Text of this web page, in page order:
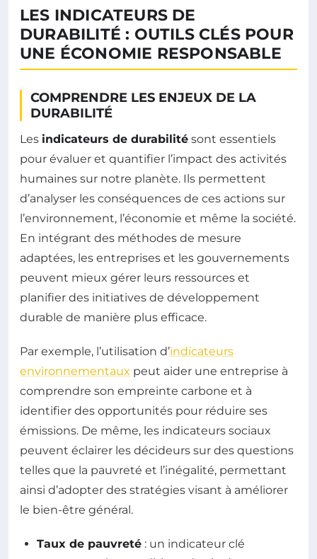
LES INDICATEURS DE
DURABILITÉ : OUTILS CLÉS POUR
UNE ÉCONOMIE RESPONSABLE
COMPRENDRE LES ENJEUX DE LA
DURABILITÉ
Les indicateurs de durabilité sont essentiels
pour évaluer et quantifier l’impact des activités
humaines sur notre planète. Ils permettent
d’analyser les conséquences de ces actions sur
l’environnement, l’économie et même la société.
En intégrant des méthodes de mesure
adaptées, les entreprises et les gouvernements
peuvent mieux gérer leurs ressources et
planifier des initiatives de développement
durable de manière plus efficace.
Par exemple, l’utilisation d’indicateurs
environnementaux peut aider une entreprise à
comprendre son empreinte carbone et à
identifier des opportunités pour réduire ses
émissions. De même, les indicateurs sociaux
peuvent éclairer les décideurs sur des questions
telles que la pauvreté et l’inégalité, permettant
ainsi d’adopter des stratégies visant à améliorer
le bien-être général.
Taux de pauvreté : un indicateur clé